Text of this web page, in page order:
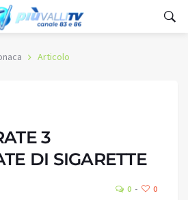
Articolo
3
DI SIGARETTE
0 0